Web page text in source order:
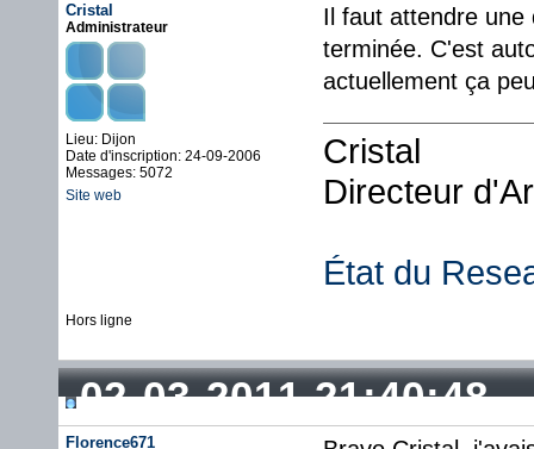
Cristal
Administrateur
Lieu: Dijon
Date d'inscription: 24-09-2006
Messages: 5072
Site web
Il faut attendre une
terminée. C'est
actuellement ça
Cristal
Directeur
État du
Hors ligne
02-03-2011 21:40:48
Florence671